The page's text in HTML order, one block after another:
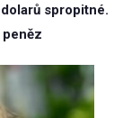
spropitné.